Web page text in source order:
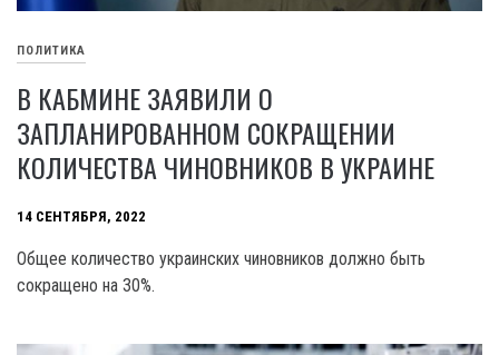
ПОЛИТИКА
В КАБМИНЕ ЗАЯВИЛИ О
ЗАПЛАНИРОВАННОМ СОКРАЩЕНИИ
КОЛИЧЕСТВА ЧИНОВНИКОВ В УКРАИНЕ
14 СЕНТЯБРЯ, 2022
Общее количество украинских чиновников должно быть
сокращено на 30%.